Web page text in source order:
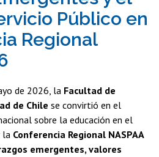
os
os
Público en
Regional
de 2026, la Facultad de
de Chile se convirtió en el
sobre la educación en el
la Conferencia Regional NASPAA
emergentes, valores